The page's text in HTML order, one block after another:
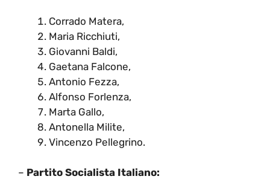
Corrado Matera,
Maria Ricchiuti,
Giovanni Baldi,
Gaetana Falcone,
Antonio Fezza,
Alfonso Forlenza,
Marta Gallo,
Antonella Milite,
Vincenzo Pellegrino.
– Partito Socialista Italiano: